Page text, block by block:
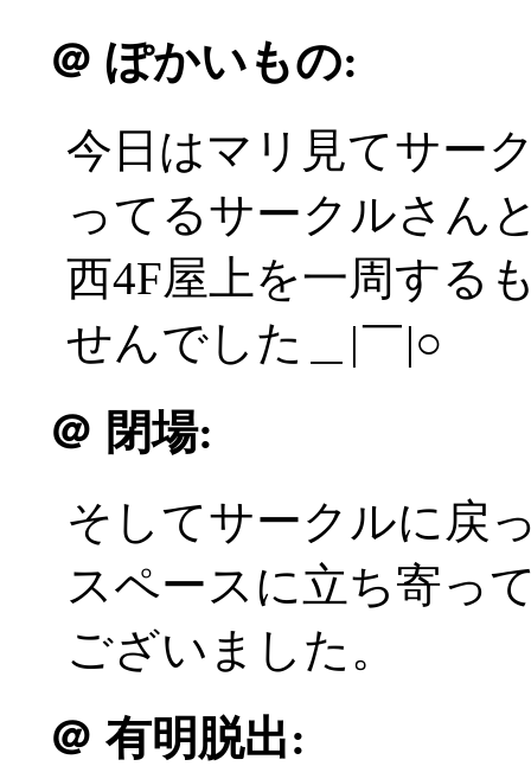
＠ ぽかいもの:
今日はマリ見てサー
ってるサークルさん
西4F屋上を一周する
せんでした＿|￣|○
＠ 閉場:
そしてサークルに戻
スペースに立ち寄っ
ございました。
＠ 有明脱出: